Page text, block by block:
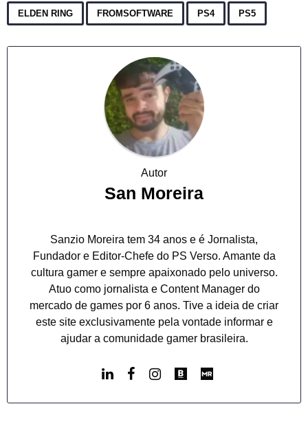
ELDEN RING FROMSOFTWARE PS4 PS5
Autor
San Moreira
Sanzio Moreira tem 34 anos e é Jornalista,
Fundador e Editor-Chefe do PS Verso. Amante da
cultura gamer e sempre apaixonado pelo universo.
Atuo como jornalista e Content Manager do
mercado de games por 6 anos. Tive a ideia de criar
este site exclusivamente pela vontade informar e
ajudar a comunidade gamer brasileira.